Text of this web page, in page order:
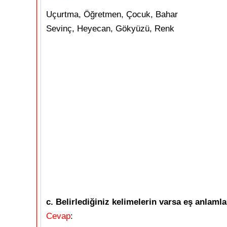
Uçurtma, Öğretmen, Çocuk, Bahar
Sevinç, Heyecan, Gökyüzü, Renk
c. Belirlediğiniz kelimelerin varsa eş
Cevap: